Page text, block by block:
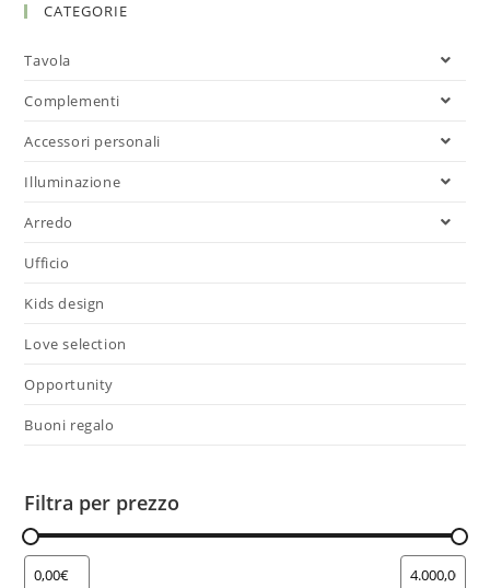
CATEGORIE
Tavola
Complementi
Accessori personali
Illuminazione
Arredo
Ufficio
Kids design
Love selection
Opportunity
Buoni regalo
Filtra per prezzo